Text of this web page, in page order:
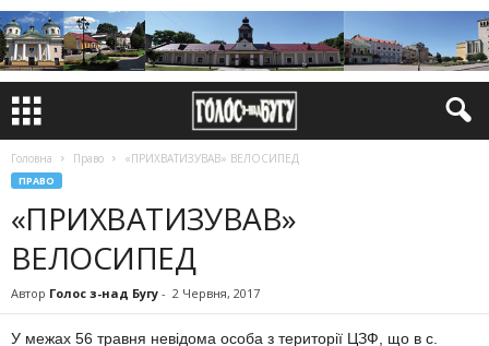
Головна Право «ПРИХВАТИЗУВАВ» ВЕЛОСИПЕД
ПРАВО
«ПРИХВАТИЗУВАВ»
ВЕЛОСИПЕД
Автор Голос з-над Бугу - 2 Червня, 2017
У межах 56 травня невідома особа з території ЦЗФ, що в с.